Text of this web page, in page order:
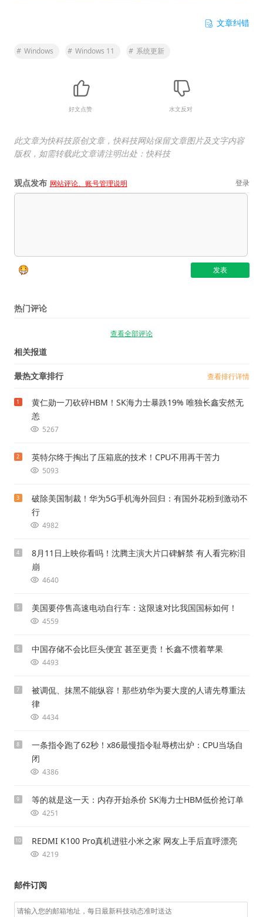
文章纠错
# Windows # Windows 11 # 系统更新
好文点赞 水文反对
此文章为快科技原创文章，快科技网站保留文章图片及文字内容
版权，如需转载此文章请注明出处：快科技
观点发布 网站评论、账号管理说明 登录
热门评论
查看全部评论
相关报道
最热文章排行 查看排行详情
1
黄仁勋一刀砍碎HBM！SK海力士暴跌19% 唯独长鑫安然无
恙
5267
2 英特尔终于掏出了压箱底的技术！CPU不用再干苦力
5093
3
破除美国制裁！华为5G手机海外回归：有国外花粉到激动不
行
4982
4
8月11日上映你看吗！沈腾主演大片口碑解禁 有人看完称泪
崩
4640
5 美国要停售高速电动自行车：这限速对比我国国标如何！
4559
6 中国存储不会比巨头便宜 甚至更贵！长鑫不惯着苹果
4493
7
被调侃、抹黑不能纵容！那些劝华为要大度的人请先尊重法
律
4434
8
一条指令跑了62秒！x86最慢指令耻辱榜出炉：CPU当场自
闭
4386
9 等的就是这一天：内存开始杀价 SK海力士HBM低价抢订单
4251
10 REDMI K100 Pro真机进驻小米之家 网友上手后直呼漂亮
4219
邮件订阅